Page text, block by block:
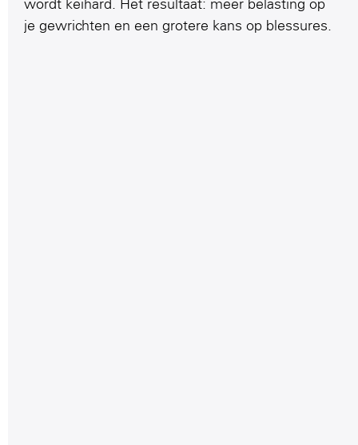
wordt keihard. Het resultaat: meer belasting op
je gewrichten en een grotere kans op blessures.